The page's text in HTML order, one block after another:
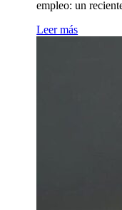
empleo: un
Leer más